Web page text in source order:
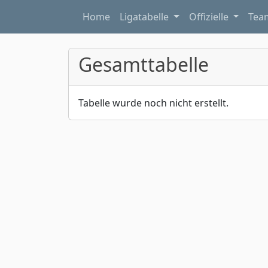
Home Ligatabelle Offizielle
Gesamttabelle
Tabelle wurde noch nicht erstellt.